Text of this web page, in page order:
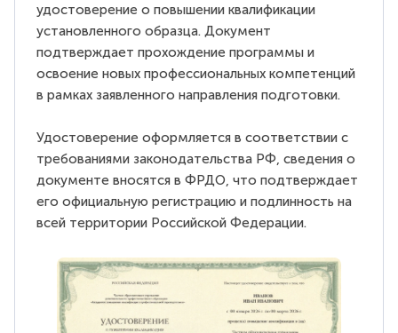
удостоверение о повышении квалификации
установленного образца. Документ
подтверждает прохождение программы и
освоение новых профессиональных компетенций
в рамках заявленного направления подготовки.
Удостоверение оформляется в соответствии с
требованиями законодательства РФ, сведения о
документе вносятся в ФРДО, что подтверждает
его официальную регистрацию и подлинность на
всей территории Российской Федерации.